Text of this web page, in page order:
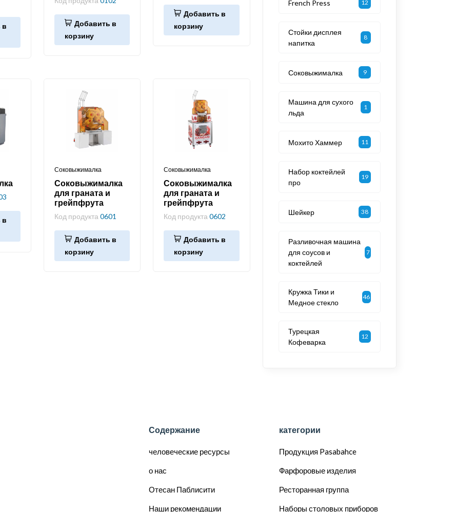
в
Добавить в
корзину
Добавить в
корзину
в
Соковыжималка
Соковыжималка
для граната и
грейпфрута
Код продукта 0601
Добавить в
корзину
Соковыжималка
Соковыжималка
для граната и
грейпфрута
Код продукта0602
Добавить в
корзину
French Press 12
Стойки дисплея
напитка
8
Соковыжималка 9
Машина для сухого
льда
1
Мохито Хаммер 11
Набор коктейлей
про
19
Шейкер 38
Разливочная машина
для соусов и
коктейлей
7
Кружка Тики и
Медное стекло
46
Турецкая
Кофеварка
12
Содержание
человеческие ресурсы
о нас
Отесан Паблисити
Наши рекомендации
категории
Продукция Pasabahce
Фарфоровые изделия
Ресторанная группа
Наборы столовых приборов